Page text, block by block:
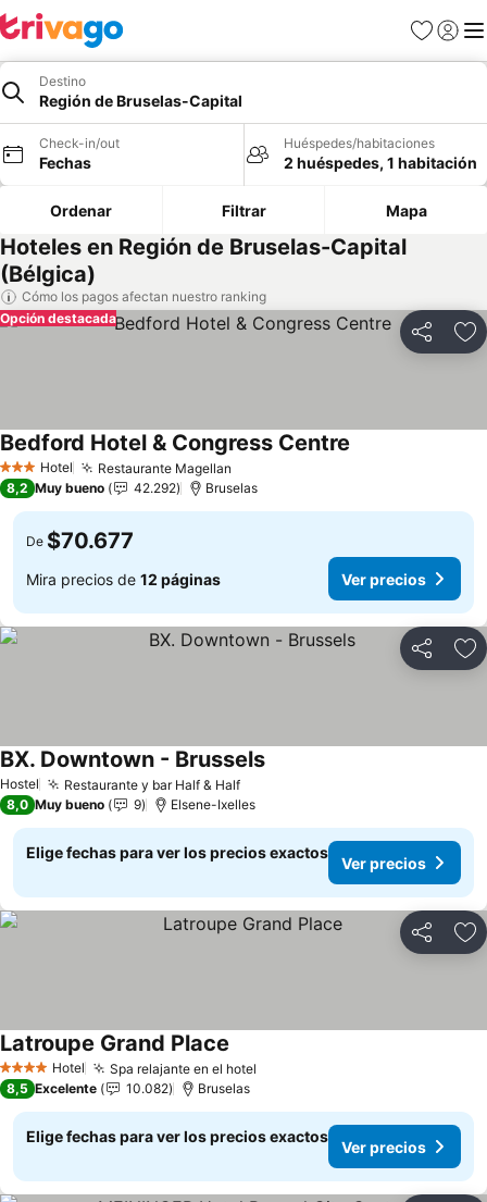
Favoritos
Iniciar
Destino
Región de Bruselas-Capital
Check-in/out
Fechas
Huéspedes/habitaciones
2 huéspedes, 1 habitación
Ordenar Filtrar Mapa
Hoteles en Región de Bruselas-Capital
(Bélgica)
Cómo los pagos afectan nuestro ranking
Compartir
Opción destacada
3 Estrellas
Hotel Restaurante Magellan
Bedford Hotel & Congress Centre
8,2 Muy bueno 42.292 Bruselas
De $70.677
Mira precios de 12 páginas Ver precios
Compartir
Hostel Restaurante y bar Half & HalfVer precios
BX. Downtown - BrusselsVer precios
8,0 Muy bueno 9 Elsene-Ixelles
Elige fechas para ver los precios exactos
Ver precios
Compartir
4 EstrellasHotel Spa relajante en el hotel
Latroupe Grand Place
8,5 Excelente 10.082 Bruselas
Elige fechas para ver los precios exactos
Ver precios